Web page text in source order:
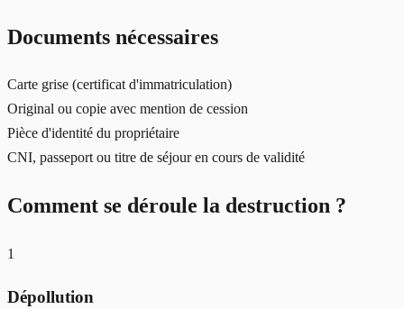
Documents nécessaires
Carte grise (certificat d'immatriculation)
Original ou copie avec mention de cession
Pièce d'identité du propriétaire
CNI, passeport ou titre de séjour en cours de validité
Comment se déroule la destruction ?
1
Dépollution